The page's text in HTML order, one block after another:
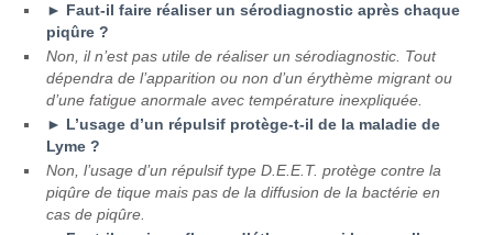
► Faut-il faire réaliser un sérodiagnostic après chaque
piqûre ?
Non, il n’est pas utile de réaliser un sérodiagnostic. Tout
dépendra de l’apparition ou non d’un érythème migrant ou
d’une fatigue anormale avec température inexpliquée.
► L’usage d’un répulsif protège-t-il de la maladie de
Lyme ?
Non, l’usage d’un répulsif type D.E.E.T. protège contre la
piqûre de tique mais pas de la diffusion de la bactérie en
cas de piqûre.